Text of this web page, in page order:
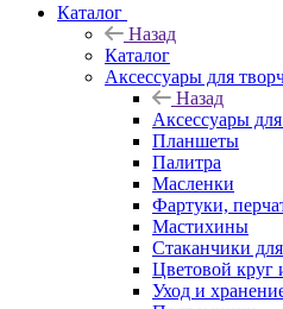
Каталог
Назад
Каталог
Аксессуары для
Назад
Аксессуары
Планшеты
Палитра
Масленки
Фартуки,
Мастихины
Стаканчики
Цветовой круг
Уход и